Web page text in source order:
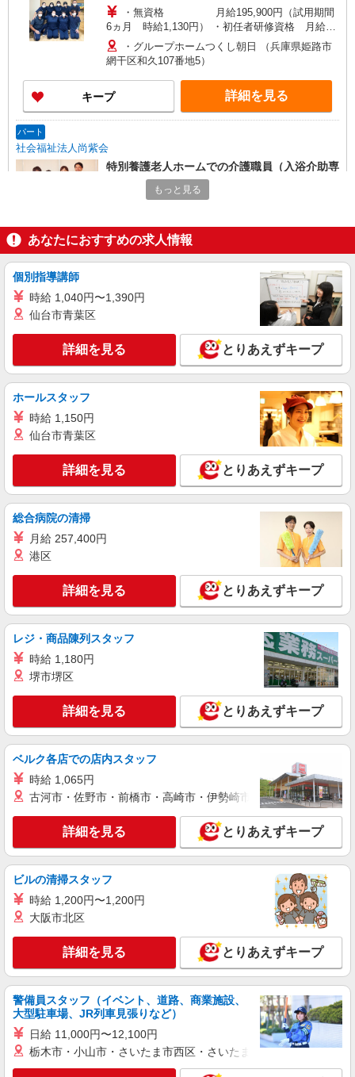
・無資格 月給195,900円（試用期間
6ヵ月 時給1,130円） ・初任者研修資格 月給
198,900円（試用期間6ヵ月 時給1,140円） ・実
務者研修資格 月給201,100円（試用期間6ヵ月
時給1,155円） ・介護福祉士 月給206,600円
（試用期間6ヵ月 時給1,175円） ※交通費別途支
給 ※上記金額は処遇改善加算が含まれた金額です
※入社前研修あり、ボランティア規定による支給
・グループホームつくし朝日 （兵庫県姫路市
網干区和久107番地5）
キープ 詳細を見る
パート
社会福祉法人尚紫会
特別養護老人ホームでの介護職員（入浴介助専
時給1,300円〜
路市四郷町東阿保44番地）
詳細を見る
パート
社会福祉法人尚紫会
介護職員（入浴介助専属）
デイサービスセンター むれさき苑 （兵庫県
キープ 詳細を見る
特別養護老人ホームでの介護職員
支給 ＋夜勤手当（19,840円／1回、時給含む） ※
処遇改善手当含む ※試用期間3ヵ月同条件 ※給与
特別養護老人ホーム むれさき苑 （兵庫県姫
キープ 詳細を見る
派遣社員
株式会社トラストグロース西日本 大阪本社
住宅型有料老人ホームにおける介護業務全般
【一夜勤】27,500円〜28,500円 ●交通費支給あ
り ※経験・資格により考慮いたします！
兵庫県姫路市
キープ
派遣社員
株式会社トラストグロース西日本 大阪本社
住宅型有料老人ホームにおける介護業務全般
【時給】1,450円〜1,500円 ●交通費支給あり
※経験・資格により考慮いたします！
キープ 詳細を見る
株式会社kotrio /●KB-H-1855652
[ 面接なし ]京口近くの支援員★社会活動の見
守りなど
時給1500円〜2125円 ＜日払い有/週払い有/交
通費全支給(ガソリン代含む)＞
もっと見る
あなたにおすすめの求人情報
個別指導講師
時給 1,040円〜1,390円
仙台市青葉区
詳細を見る とりあえずキープ
ホールスタッフ
時給 1,150円
仙台市青葉区
詳細を見る とりあえずキープ
総合病院の清掃
月給 257,400円
港区
詳細を見る とりあえずキープ
レジ・商品陳列スタッフ
時給 1,180円
堺市堺区
詳細を見る とりあえずキープ
ベルク各店での店内スタッフ
時給 1,065円
古河市・佐野市・前橋市・高崎市・伊勢崎市・太田市・館林市
詳細を見る とりあえずキープ
ビルの清掃スタッフ
時給 1,200円〜1,200円
大阪市北区
詳細を見る とりあえずキープ
警備員スタッフ（イベント、道路、商業施設、
大型駐車場、JR列車見張りなど）
日給 11,000円〜12,100円
栃木市・小山市・さいたま市西区・さいたま市岩槻区・久喜市・